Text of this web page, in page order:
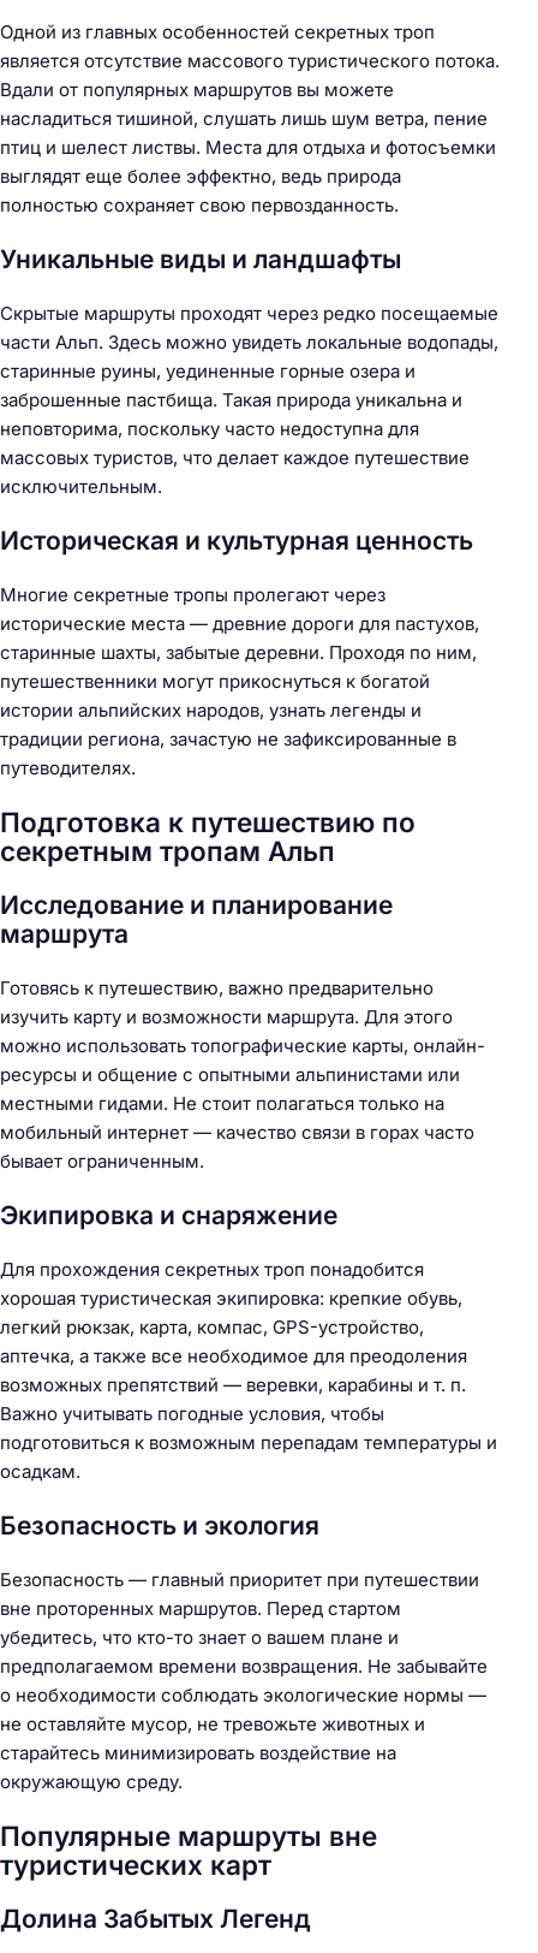
Одной из главных особенностей секретных троп
является отсутствие массового туристического потока.
Вдали от популярных маршрутов вы можете
насладиться тишиной, слушать лишь шум ветра, пение
птиц и шелест листвы. Места для отдыха и фотосъемки
выглядят еще более эффектно, ведь природа
полностью сохраняет свою первозданность.
Уникальные виды и ландшафты
Скрытые маршруты проходят через редко посещаемые
части Альп. Здесь можно увидеть локальные водопады,
старинные руины, уединенные горные озера и
заброшенные пастбища. Такая природа уникальна и
неповторима, поскольку часто недоступна для
массовых туристов, что делает каждое путешествие
исключительным.
Историческая и культурная ценность
Многие секретные тропы пролегают через
исторические места — древние дороги для пастухов,
старинные шахты, забытые деревни. Проходя по ним,
путешественники могут прикоснуться к богатой
истории альпийских народов, узнать легенды и
традиции региона, зачастую не зафиксированные в
путеводителях.
Подготовка к путешествию по
секретным тропам Альп
Исследование и планирование
маршрута
Готовясь к путешествию, важно предварительно
изучить карту и возможности маршрута. Для этого
можно использовать топографические карты, онлайн-
ресурсы и общение с опытными альпинистами или
местными гидами. Не стоит полагаться только на
мобильный интернет — качество связи в горах часто
бывает ограниченным.
Экипировка и снаряжение
Для прохождения секретных троп понадобится
хорошая туристическая экипировка: крепкие обувь,
легкий рюкзак, карта, компас, GPS-устройство,
аптечка, а также все необходимое для преодоления
возможных препятствий — веревки, карабины и т. п.
Важно учитывать погодные условия, чтобы
подготовиться к возможным перепадам температуры и
осадкам.
Безопасность и экология
Безопасность — главный приоритет при путешествии
вне проторенных маршрутов. Перед стартом
убедитесь, что кто-то знает о вашем плане и
предполагаемом времени возвращения. Не забывайте
о необходимости соблюдать экологические нормы —
не оставляйте мусор, не тревожьте животных и
старайтесь минимизировать воздействие на
окружающую среду.
Популярные маршруты вне
туристических карт
Долина Забытых Легенд
а
й
т
и